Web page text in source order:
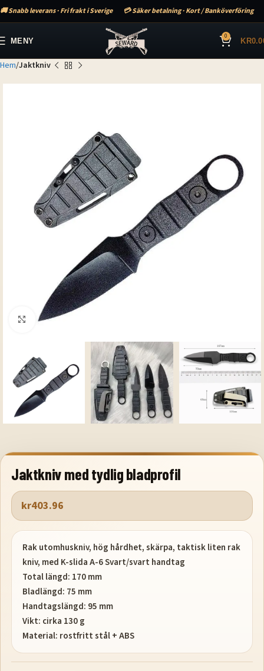
🚚 Snabb leverans · Fri frakt i Sverige 💳 Säker betalning · Kort / Banköverföring
MENY 0 KR
Hem Jaktkniv
Klicka för att förstora
Jaktkniv med tydlig bladprofil
kr403.96
Rak utomhuskniv, hög hårdhet, skärpa, taktisk liten rak
kniv, med K-slida A-6 Svart/svart handtag
Total längd: 170 mm
Bladlängd: 75 mm
Handtagslängd: 95 mm
Vikt: cirka 130 g
Material: rostfritt stål + ABS